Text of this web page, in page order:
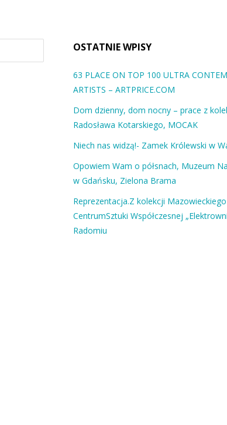
OSTATNIE WPISY
63 PLACE ON TOP 100 ULTRA
ARTISTS – ARTPRICE.COM
Dom dzienny, dom nocny – prace z
Radosława Kotarskiego, MOCAK
Niech nas widzą!- Zamek Królewski w
Opowiem Wam o półsnach, Muzeum
w Gdańsku, Zielona Brama
Reprezentacja.Z kolekcji Mazowieckiego
CentrumSztuki Współczesnej
Radomiu